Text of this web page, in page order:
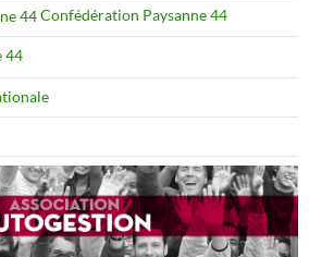
Confédération Paysanne 44
44